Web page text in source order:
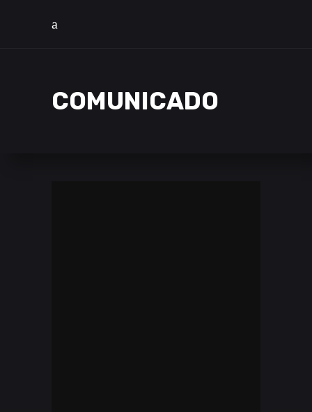
COMUNICADO